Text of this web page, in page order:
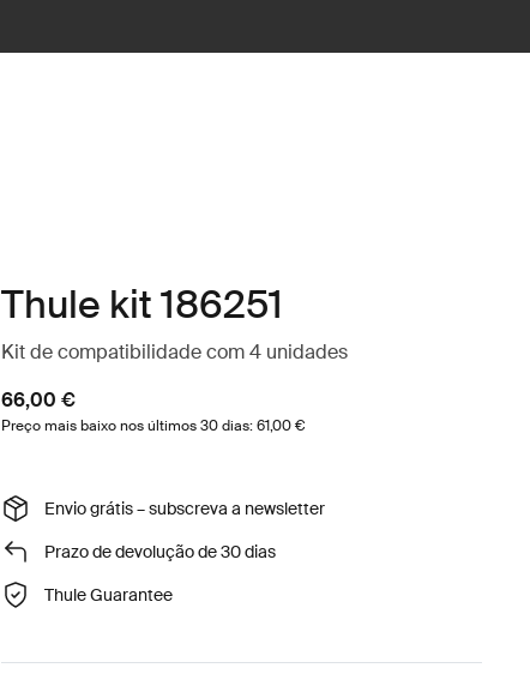
Thule kit 186251
Kit de compatibilidade com 4 unidades
66,00 €
Preço mais baixo nos últimos 30 dias: 61,00 €
Envio grátis – subscreva a newsletter
Prazo de devolução de 30 dias
Thule Guarantee